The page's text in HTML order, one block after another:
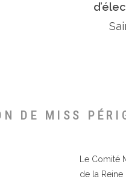
DE MISS
Le Comité
de la Reine